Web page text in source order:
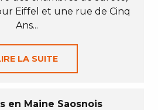
Eiffel et une rue de Cinq
Ans...
LA SUITE
en Maine Saosnois